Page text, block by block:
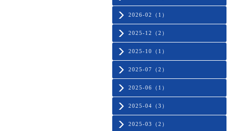
2026-02（1）
2025-12（2）
2025-10（1）
2025-07（2）
2025-06（1）
2025-04（3）
2025-03（2）